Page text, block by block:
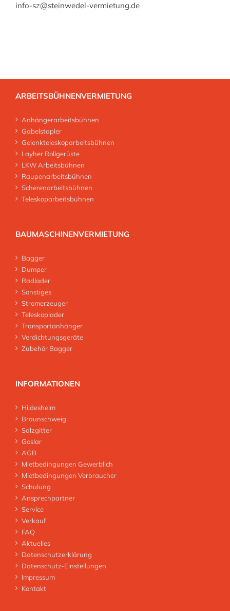
info-sz@steinwedel-vermietung.de
ARBEITSBÜHNENVERMIETUNG
Anhängerarbeitsbühnen
Gabelstapler
Gelenkteleskoparbeitsbühnen
Layher Rollgerüste
LKW Arbeitsbühnen
Raupenarbeitsbühnen
Scherenarbeitsbühnen
Teleskoparbeitsbühnen
BAUMASCHINENVERMIETUNG
Bagger
Dumper
Radlader
Sonstiges
Stromerzeuger
Teleskoplader
Transportanhänger
Verdichtungsgeräte
Zubehör Bagger
INFORMATIONEN
Hildesheim
Braunschweig
Salzgitter
Goslar
AGB
Mietbedingungen Gewerblich
Mietbedingungen Verbraucher
Schulung
Ansprechpartner
Service
Verkauf
FAQ
Aktuelles
Datenschutzerklärung
Datenschutz-Einstellungen
Impressum
Kontakt